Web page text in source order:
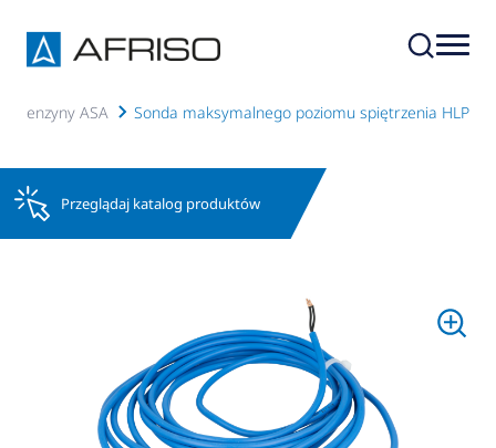
i benzyny ASA Sonda maksymalnego poziomu spiętrzenia HLP
Przeglądaj katalog produktów